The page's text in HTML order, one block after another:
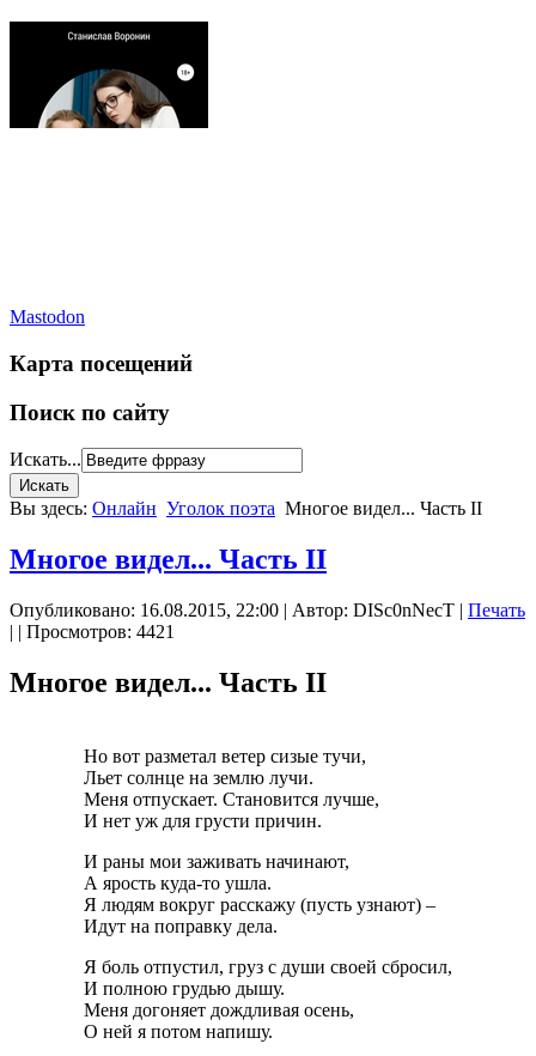
Mastodon
Карта посещений
Поиск по сайту
Искать...
Вы здесь: Онлайн Уголок поэта Многое видел... Часть II
Многое видел... Часть II
Опубликовано: 16.08.2015, 22:00 | Автор: DISc0nNecT | Печать
| | Просмотров: 4421
Многое видел... Часть II
Но вот разметал ветер сизые тучи,
Льет солнце на землю лучи.
Меня отпускает. Становится лучше,
И нет уж для грусти причин.
И раны мои заживать начинают,
А ярость куда-то ушла.
Я людям вокруг расскажу (пусть узнают) –
Идут на поправку дела.
Я боль отпустил, груз с души своей сбросил,
И полною грудью дышу.
Меня догоняет дождливая осень,
О ней я потом напишу.